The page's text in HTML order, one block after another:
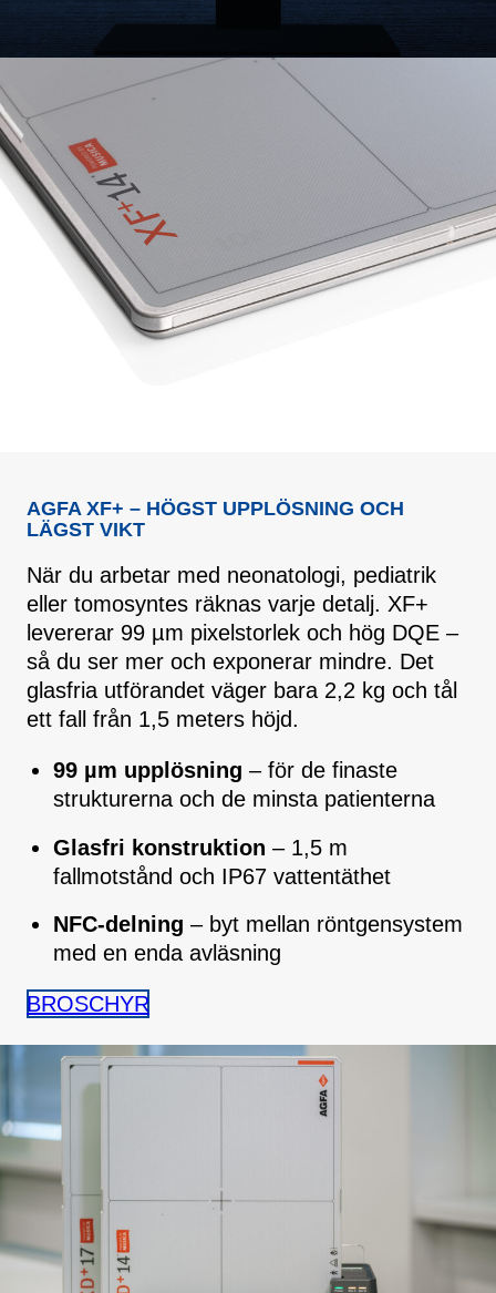
AGFA XF+ – HÖGST UPPLÖSNING OCH
LÄGST VIKT
När du arbetar med neonatologi, pediatrik
eller tomosyntes räknas varje detalj. XF+
levererar 99 µm pixelstorlek och hög DQE –
så du ser mer och exponerar mindre. Det
glasfria utförandet väger bara 2,2 kg och tål
ett fall från 1,5 meters höjd.
99 µm upplösning – för de finaste
strukturerna och de minsta patienterna
Glasfri konstruktion – 1,5 m
fallmotstånd och IP67 vattentäthet
NFC-delning – byt mellan röntgensystem
med en enda avläsning
BROSCHYR